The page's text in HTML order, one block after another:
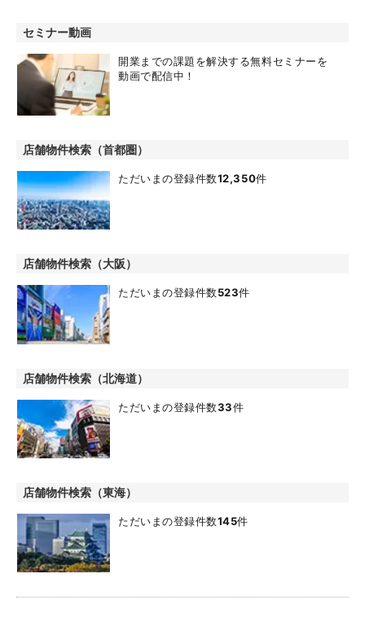
セミナー動画
開業までの課題を解決する無料セミナーを
動画で配信中！
店舗物件検索（首都圏）
ただいまの登録件数12,350件
店舗物件検索（大阪）
ただいまの登録件数523件
店舗物件検索（北海道）
ただいまの登録件数33件
店舗物件検索（東海）
ただいまの登録件数145件